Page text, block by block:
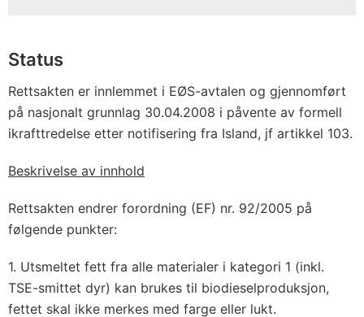
Status
Rettsakten er innlemmet i EØS-avtalen og gjennomført
på nasjonalt grunnlag 30.04.2008 i påvente av formell
ikrafttredelse etter notifisering fra Island, jf artikkel 103.
Beskrivelse av innhold
Rettsakten endrer forordning (EF) nr. 92/2005 på
følgende punkter:
1. Utsmeltet fett fra alle materialer i kategori 1 (inkl.
TSE-smittet dyr) kan brukes til biodieselproduksjon,
fettet skal ikke merkes med farge eller lukt.